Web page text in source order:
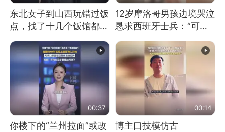
东北女子到山西玩错过饭
点，找了十几个饭馆都没
开门：午休到几点
12岁摩洛哥男孩边境哭泣
恳求西班牙士兵：“可不
可以不要把我遣返回国”
00:37
你楼下的“兰州拉面”或改
00:14
博主口技模仿古